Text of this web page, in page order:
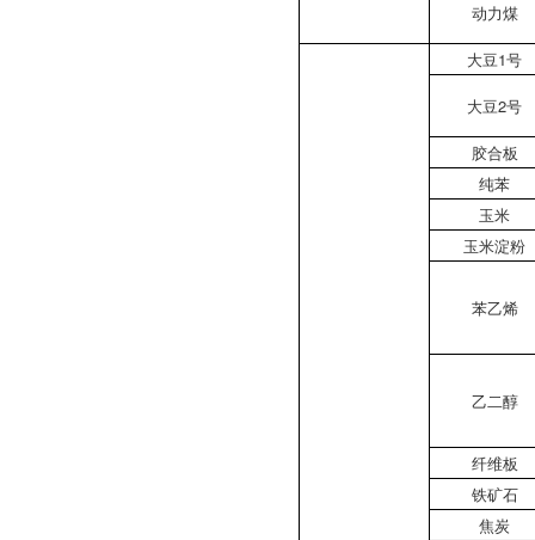
动力煤
大豆1号
大豆2号
胶合板
纯苯
玉米
玉米淀粉
苯乙烯
乙二醇
纤维板
铁矿石
焦炭